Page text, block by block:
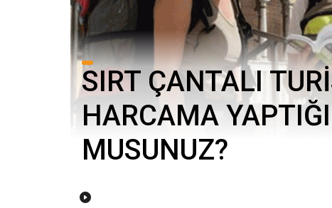
SIRT ÇANTALI
HARCAMA
MUSUNUZ?